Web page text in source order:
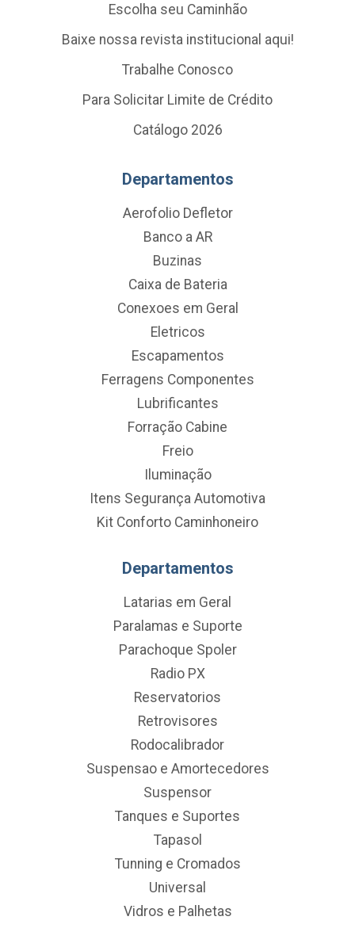
Escolha seu Caminhão
Baixe nossa revista institucional aqui!
Trabalhe Conosco
Para Solicitar Limite de Crédito
Catálogo 2026
Departamentos
Aerofolio Defletor
Banco a AR
Buzinas
Caixa de Bateria
Conexoes em Geral
Eletricos
Escapamentos
Ferragens Componentes
Lubrificantes
Forração Cabine
Freio
Iluminação
Itens Segurança Automotiva
Kit Conforto Caminhoneiro
Departamentos
Latarias em Geral
Paralamas e Suporte
Parachoque Spoler
Radio PX
Reservatorios
Retrovisores
Rodocalibrador
Suspensao e Amortecedores
Suspensor
Tanques e Suportes
Tapasol
Tunning e Cromados
Universal
Vidros e Palhetas